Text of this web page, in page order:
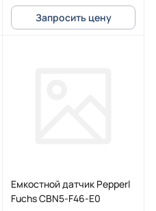
Запросить цену
Емкостной датчик Pepperl
Fuchs CBN5-F46-E0